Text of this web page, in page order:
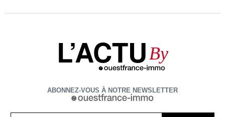
L’ACTUBy
ABONNEZ-VOUS À NOTRE NEWSLETTER